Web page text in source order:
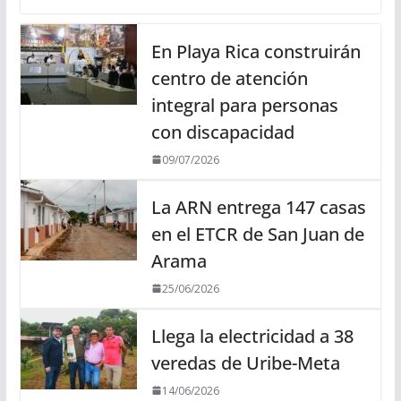
En Playa Rica construirán
centro de atención
integral para personas
con discapacidad
09/07/2026
La ARN entrega 147 casas
en el ETCR de San Juan de
Arama
25/06/2026
Llega la electricidad a 38
veredas de Uribe-Meta
14/06/2026